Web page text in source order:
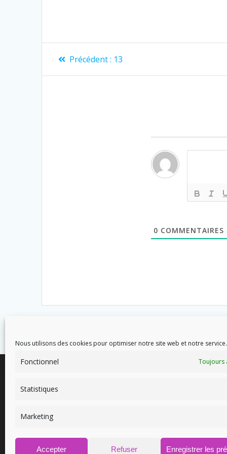
Nous utilisons des cookies pour optimiser notre site web et notre service.
Fonctionnel Toujours
Statistiques
Marketing
Accepter Refuser Enregistrer les
Précédent : 13
0 COMMENTAIRES
8 avenue des Corbières - 11700
Douzens